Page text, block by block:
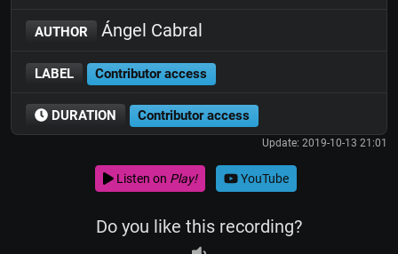
AUTHOR Ángel Cabral
LABEL Contributor access
DURATION Contributor access
Update: 2019-10-13 21:01
Listen on Play! YouTube
Do you like this recording?